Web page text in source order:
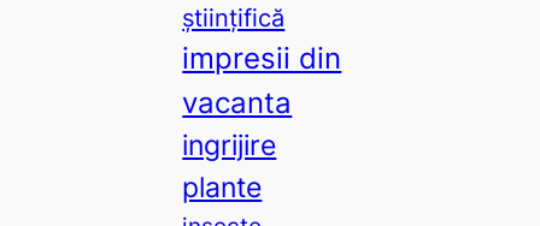
științifică
impresii din
vacanta
ingrijire
plante